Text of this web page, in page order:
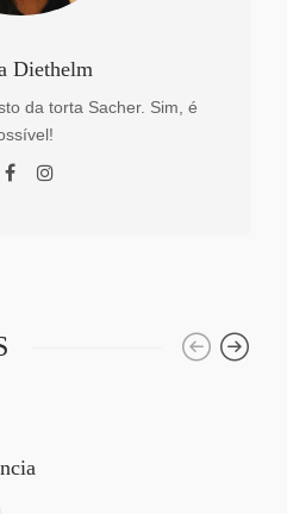
Diethelm
da torta Sacher. Sim, é